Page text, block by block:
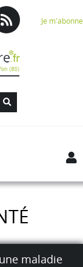
Je m'abonne
maladie